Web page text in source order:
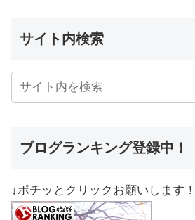
サイト内検索
ブログランキング登録中！
↓ポチッとクリックお願いします！